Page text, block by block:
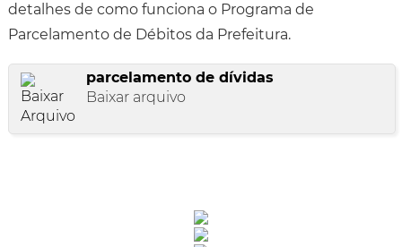
detalhes de como funciona o Programa de
Parcelamento de Débitos da Prefeitura.
parcelamento de dívidas
Baixar arquivo